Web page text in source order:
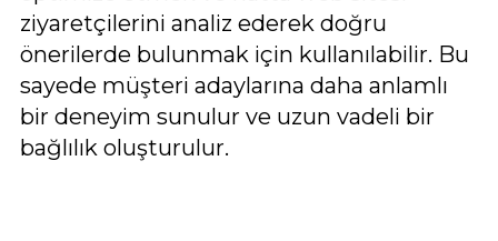
ziyaretçilerini analiz ederek doğru
önerilerde bulunmak için kullanılabilir. Bu
sayede müşteri adaylarına daha anlamlı
bir deneyim sunulur ve uzun vadeli bir
bağlılık oluşturulur.